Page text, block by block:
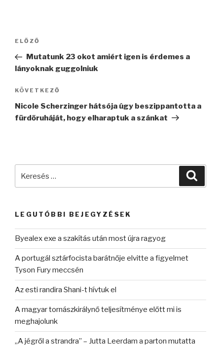
Bejegyzés
Korábbi
bejegyzés
ELŐZŐ
Mutatunk 23 okot amiért igen is érdemes a
lányoknak guggolniuk
Következő
bejegyzés
KÖVETKEZŐ
Nicole Scherzinger hátsója úgy beszippantotta a
fürdőruháját, hogy elharaptuk a szánkat
LEGUTÓBBI BEJEGYZÉSEK
Byealex exe a szakítás után most újra ragyog
A portugál sztárfocista barátnője elvitte a figyelmet
Tyson Fury meccsén
Az esti randira Shani-t hívtuk el
A magyar tornászkirálynő teljesítménye előtt mi is
meghajolunk
„A jégről a strandra” – Jutta Leerdam a parton mutatta